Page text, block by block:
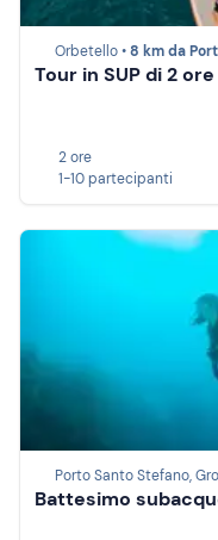
Orbetello •8 km da
Tour in SUP di 2
2 ore
1-10 partecipanti
Porto Santo Stefano,
Battesimo